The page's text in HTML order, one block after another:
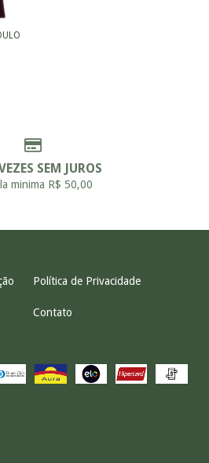
SEM JUROS
minima R$ 50,00
Política de Privacidade
Contato